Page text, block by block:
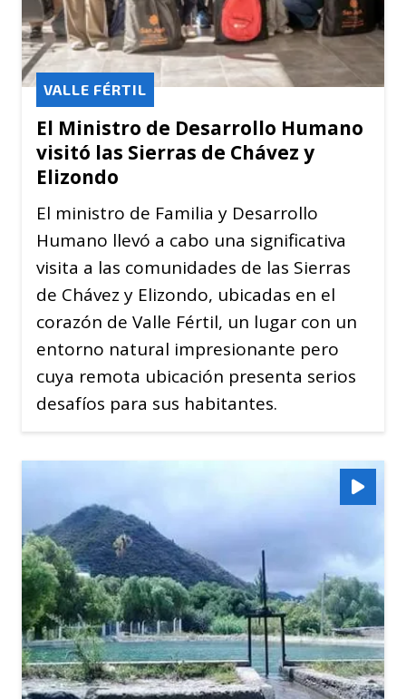
El Ministro de Desarrollo Humano
visitó las Sierras de Chávez y
Elizondo
VALLE FÉRTIL
El ministro de Familia y Desarrollo
Humano llevó a cabo una significativa
visita a las comunidades de las Sierras
de Chávez y Elizondo, ubicadas en el
corazón de Valle Fértil, un lugar con un
entorno natural impresionante pero
cuya remota ubicación presenta serios
desafíos para sus habitantes.